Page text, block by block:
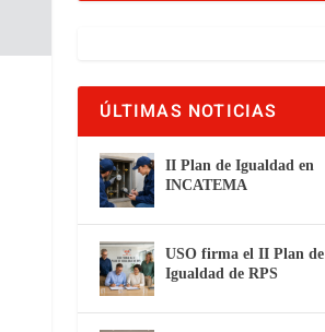
ÚLTIMAS NOTICIAS
II Plan de Igualdad en
INCATEMA
USO firma el II Plan de
Igualdad de RPS